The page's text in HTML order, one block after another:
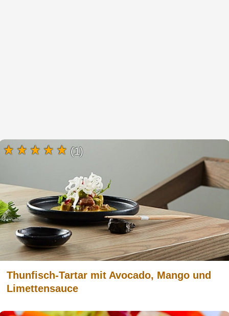
Thunfisch-Tartar mit Avocado, Mango und
Limettensauce
(1)